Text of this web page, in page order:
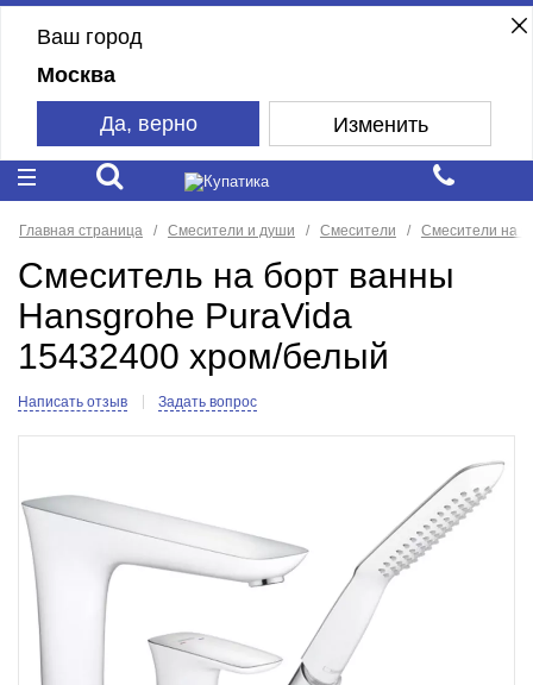
Ваш город
Москва
Да, верно Изменить
Главная страница Смесители и души Смесители Смесители на
Смеситель на борт ванны
Hansgrohe PuraVida
15432400 хром/белый
Написать отзыв Задать вопрос